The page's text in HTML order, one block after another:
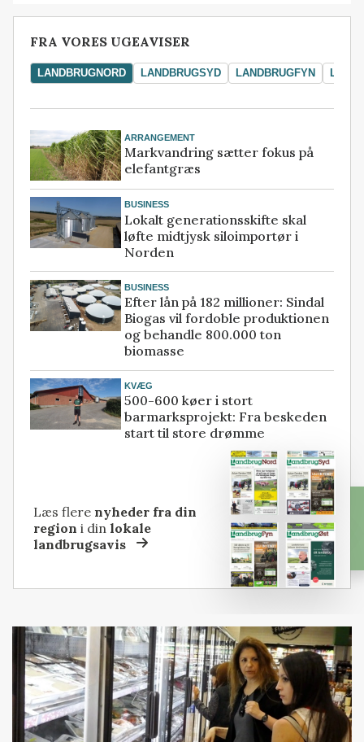
FRA VORES UGEAVISER
LANDBRUGNORD LANDBRUGSYD LANDBRUGFYN
ARRANGEMENT
Markvandring sætter fokus på
elefantgræs
BUSINESS
Lokalt generationsskifte skal
løfte midtjysk siloimportør i
Norden
BUSINESS
Efter lån på 182 millioner: Sindal
Biogas vil fordoble produktionen
og behandle 800.000 ton
biomasse
KVÆG
500-600 køer i stort
barmarksprojekt: Fra beskeden
start til store drømme
Læs flere nyheder fra din
region i dinlokale
landbrugsavis